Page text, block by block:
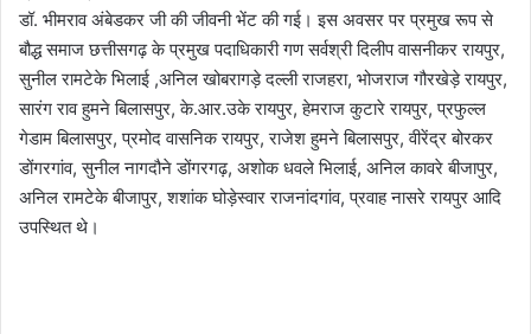
डॉ. भीमराव अंबेडकर जी की जीवनी भेंट की गई। इस अवसर पर प्रमुख रूप से
बौद्ध समाज छत्तीसगढ़ के प्रमुख पदाधिकारी गण सर्वश्री दिलीप वासनीकर रायपुर,
सुनील रामटेके भिलाई ,अनिल खोबरागड़े दल्ली राजहरा, भोजराज गौरखेड़े रायपुर,
सारंग राव हुमने बिलासपुर, के.आर.उके रायपुर, हेमराज कुटारे रायपुर, प्रफुल्ल
गेडाम बिलासपुर, प्रमोद वासनिक रायपुर, राजेश हुमने बिलासपुर, वीरेंद्र बोरकर
डोंगरगांव, सुनील नागदौने डोंगरगढ़, अशोक धवले भिलाई, अनिल कावरे बीजापुर,
अनिल रामटेके बीजापुर, शशांक घोड़ेस्वार राजनांदगांव, प्रवाह नासरे रायपुर आदि
उपस्थित थे।